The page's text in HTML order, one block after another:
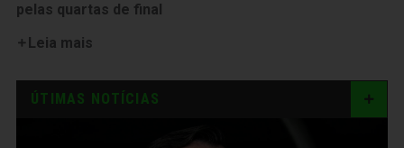
pelas quartas de final
Leia mais
ÚTIMAS NOTÍCIAS